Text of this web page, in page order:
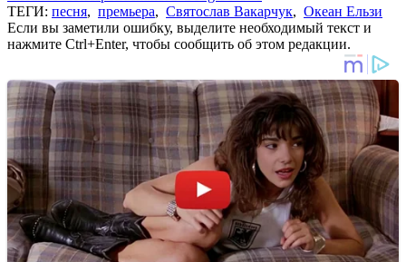
ТЕГИ: песня, премьера, Святослав Вакарчук, Океан Ельзи
Если вы заметили ошибку, выделите необходимый текст и
нажмите Ctrl+Enter, чтобы сообщить об этом редакции.